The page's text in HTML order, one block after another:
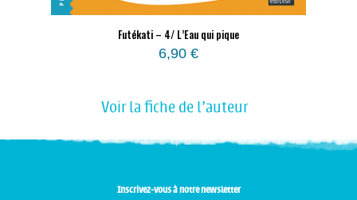
Futékati – 4/ L’Eau qui pique
6,90 €
Voir la fiche de l'auteur
Inscrivez-vous à notre newsletter